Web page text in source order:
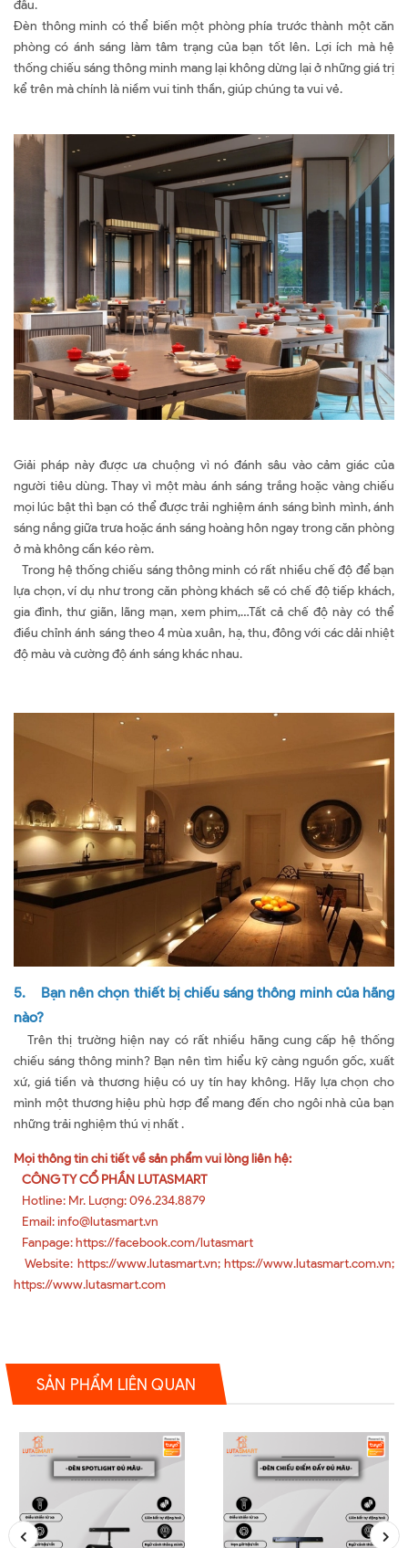
đầu.
Đèn thông minh có thể biến một phòng phía trước thành một căn
phòng có ánh sáng làm tâm trạng của bạn tốt lên. Lợi ích mà hệ
thống chiếu sáng thông minh mang lại không dừng lại ở những giá trị
kể trên mà chính là niềm vui tinh thần, giúp chúng ta vui vẻ.
Giải pháp này được ưa chuộng vì nó đánh sâu vào cảm giác của
người tiêu dùng. Thay vì một màu ánh sáng trắng hoặc vàng chiếu
mọi lúc bật thì bạn có thể được trải nghiệm ánh sáng bình mình, ánh
sáng nắng giữa trưa hoặc ánh sáng hoàng hôn ngay trong căn phòng
ở mà không cần kéo rèm.
Trong hệ thống chiếu sáng thông minh có rất nhiều chế độ để bạn
lựa chọn, ví dụ như trong căn phòng khách sẽ có chế độ tiếp khách,
gia đình, thư giãn, lãng mạn, xem phim,…Tất cả chế độ này có thể
điều chỉnh ánh sáng theo 4 mùa xuân, hạ, thu, đông với các dải nhiệt
độ màu và cường độ ánh sáng khác nhau.
5. Bạn nên chọn thiết bị chiếu sáng thông minh của hãng
nào?
Trên thị trường hiện nay có rất nhiều hãng cung cấp hệ thống
chiếu sáng thông minh? Bạn nên tìm hiểu kỹ càng nguồn gốc, xuất
xứ, giá tiền và thương hiệu có uy tín hay không. Hãy lựa chọn cho
mình một thương hiệu phù hợp để mang đến cho ngôi nhà của bạn
những trải nghiệm thú vị nhất .
Mọi thông tin chi tiết về sản phẩm vui lòng liên hệ:
CÔNG TY CỔ PHẦN LUTASMART
Hotline: Mr. Lượng: 096.234.8879
Email: info@lutasmart.vn
Fanpage: https://facebook.com/lutasmart
Website: https://www.lutasmart.vn; https://www.lutasmart.com.vn;
https://www.lutasmart.com
SẢN PHẨM LIÊN QUAN